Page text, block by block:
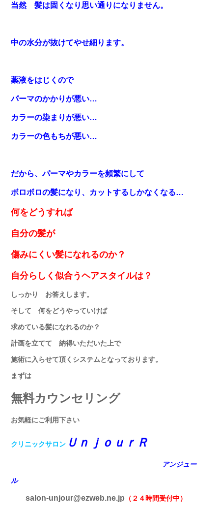
当然 髪は固くなり思い通りになりません。
中の水分が抜けてやせ細ります。
薬液をはじくので
パーマのかかりが悪い…
カラーの染まりが悪い…
カラーの色もちが悪い…
だから、パーマやカラーを頻繁にして
ボロボロの髪になり 、カットするしかなくなる…
何をどうすれば
自分の髪が
傷みにくい髪になれるのか？
自分ら しく似合うヘアスタイルは ？
しっかり お答えします。
そして 何をどうやっていけば
求めている髪になれるのか？
計画を立てて 納得いただいた上で
施術に入らせて頂くシステムとなっております。
まずは
無料カウンセリング
お気軽にご利用下さい
クリニックサロン ＵｎｊｏｕｒＲ
アンジュー
ル
salon-unjour@ezweb.ne.jp （２４時間受付中）